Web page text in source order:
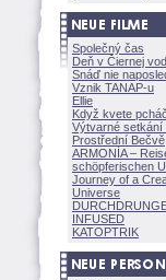
Společný čas
Deň v Čiernej
Snáď nie
Vznik TANAP-u
Ellie
Když kvete
Výtvarné setkání
Prostřední Bečvě
ARMONÍA –
schöpferischen
Journey of a
Universe
INFUSED
KATOPTRIK